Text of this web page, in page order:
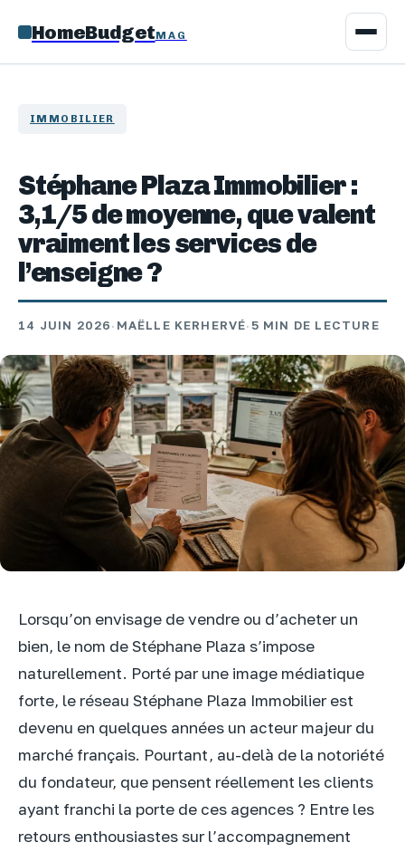
HomeBudgetMAG
IMMOBILIER
Stéphane Plaza Immobilier :
3,1/5 de moyenne, que valent
vraiment les services de
l’enseigne ?
14 JUIN 2026· MAËLLE KERHERVÉ· 5 MIN DE LECTURE
Lorsqu’on envisage de vendre ou d’acheter un
bien, le nom de Stéphane Plaza s’impose
naturellement. Porté par une image médiatique
forte, le réseau Stéphane Plaza Immobilier est
devenu en quelques années un acteur majeur du
marché français. Pourtant, au-delà de la notoriété
du fondateur, que pensent réellement les clients
ayant franchi la porte de ces agences ? Entre les
retours enthousiastes sur l’accompagnement